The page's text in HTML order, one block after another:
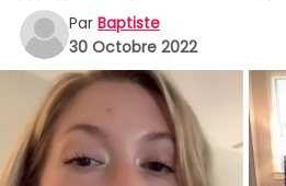
Par Baptiste
30 Octobre 2022